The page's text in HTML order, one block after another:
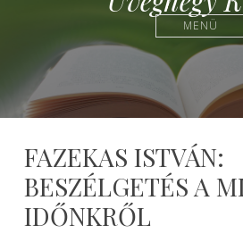
MENÜ
FAZEKAS ISTVÁN:
BESZÉLGETÉS A
IDŐNKRŐL